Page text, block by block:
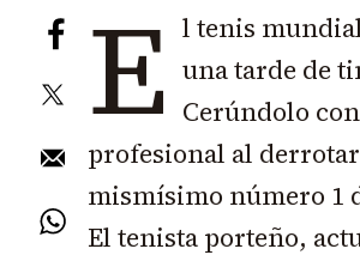
E l tenis
una tarde de
Cerúndolo
profesional al
mismísimo número 1
El tenista porteño,